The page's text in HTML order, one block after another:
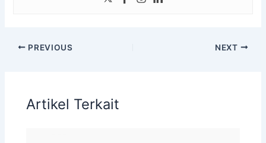
PREVIOUS NEXT
Artikel Terkait